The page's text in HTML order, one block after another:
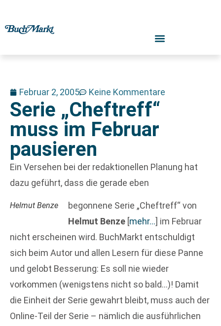
Februar 2, 2005 Keine Kommentare
Serie „Cheftreff“
muss im Februar
pausieren
Ein Versehen bei der redaktionellen Planung hat
dazu geführt, dass die gerade eben
Helmut Benze
begonnene Serie „Cheftreff“ von
Helmut Benze [mehr…] im Februar
nicht erscheinen wird. BuchMarkt entschuldigt
sich beim Autor und allen Lesern für diese Panne
und gelobt Besserung: Es soll nie wieder
vorkommen (wenigstens nicht so bald…)! Damit
die Einheit der Serie gewahrt bleibt, muss auch der
Online-Teil der Serie – nämlich die ausführlichen